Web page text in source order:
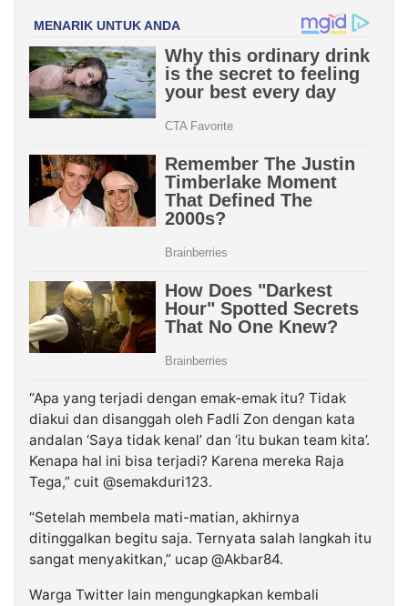
“Apa yang terjadi dengan emak-emak itu? Tidak
diakui dan disanggah oleh Fadli Zon dengan kata
andalan ‘Saya tidak kenal’ dan ‘itu bukan team kita’.
Kenapa hal ini bisa terjadi? Karena mereka Raja
Tega,” cuit @semakduri123.
“Setelah membela mati-matian, akhirnya
ditinggalkan begitu saja. Ternyata salah langkah itu
sangat menyakitkan,” ucap @Akbar84.
Warga Twitter lain mengungkapkan kembali